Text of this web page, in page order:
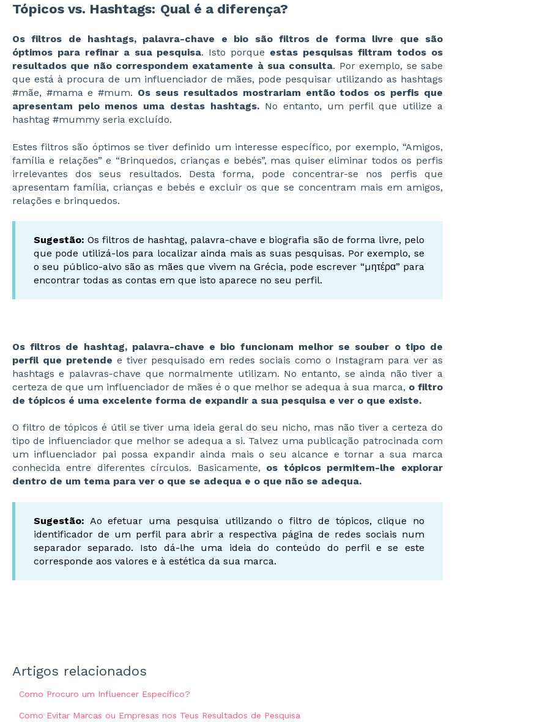
Tópicos vs. Hashtags: Qual é a diferença?
Os filtros de hashtags, palavra-chave e bio são filtros de forma livre que são
óptimos para refinar a sua pesquisa. Isto porque estas pesquisas filtram todos os
resultados que não correspondem exatamente à sua consulta. Por exemplo, se sabe
que está à procura de um influenciador de mães, pode pesquisar utilizando as hashtags
#mãe, #mama e #mum. Os seus resultados mostrariam então todos os perfis que
apresentam pelo menos uma destas hashtags. No entanto, um perfil que utilize a
hashtag #mummy seria excluído.
Estes filtros são óptimos se tiver definido um interesse específico, por exemplo, “Amigos,
família e relações” e “Brinquedos, crianças e bebés”, mas quiser eliminar todos os perfis
irrelevantes dos seus resultados. Desta forma, pode concentrar-se nos perfis que
apresentam família, crianças e bebés e excluir os que se concentram mais em amigos,
relações e brinquedos.
Sugestão: Os filtros de hashtag, palavra-chave e biografia são de forma livre, pelo
que pode utilizá-los para localizar ainda mais as suas pesquisas. Por exemplo, se
o seu público-alvo são as mães que vivem na Grécia, pode escrever “μητέρα” para
encontrar todas as contas em que isto aparece no seu perfil.
Os filtros de hashtag, palavra-chave e bio funcionam melhor se souber o tipo de
perfil que pretende e tiver pesquisado em redes sociais como o Instagram para ver as
hashtags e palavras-chave que normalmente utilizam. No entanto, se ainda não tiver a
certeza de que um influenciador de mães é o que melhor se adequa à sua marca, o filtro
de tópicos é uma excelente forma de expandir a sua pesquisa e ver o que existe.
O filtro de tópicos é útil se tiver uma ideia geral do seu nicho, mas não tiver a certeza do
tipo de influenciador que melhor se adequa a si. Talvez uma publicação patrocinada com
um influenciador pai possa expandir ainda mais o seu alcance e tornar a sua marca
conhecida entre diferentes círculos. Basicamente, os tópicos permitem-lhe explorar
dentro de um tema para ver o que se adequa e o que não se adequa.
Sugestão: Ao efetuar uma pesquisa utilizando o filtro de tópicos, clique no
identificador de um perfil para abrir a respectiva página de redes sociais num
separador separado. Isto dá-lhe uma ideia do conteúdo do perfil e se este
corresponde aos valores e à estética da sua marca.
Artigos relacionados
Como Procuro um Influencer Específico?
Como Evitar Marcas ou Empresas nos Teus Resultados de Pesquisa